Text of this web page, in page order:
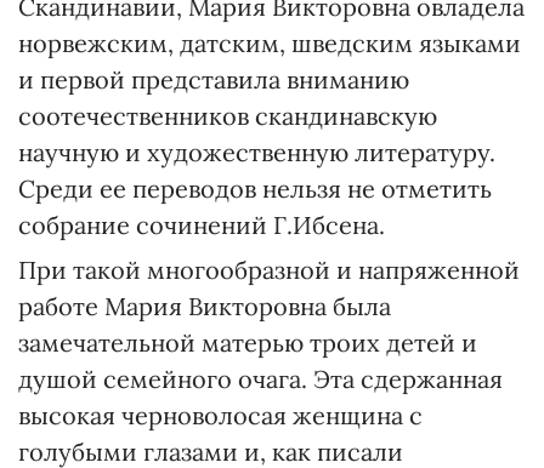
Скандинавии, Мария Викторовна овладела
норвежским, датским, шведским языками
и первой представила вниманию
соотечественников скандинавскую
научную и художественную литературу.
Среди ее переводов нельзя не отметить
собрание сочинений Г.Ибсена.
При такой многообразной и напряженной
работе Мария Викторовна была
замечательной матерью троих детей и
душой семейного очага. Эта сдержанная
высокая черноволосая женщина с
голубыми глазами и, как писали